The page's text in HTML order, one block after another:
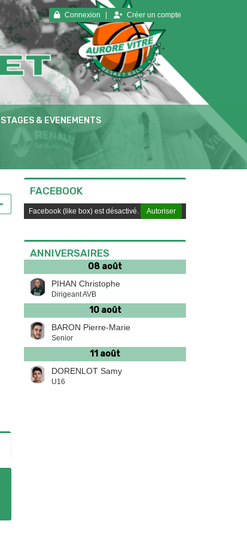
Connexion Créer un compte
STAGES & EVENEMENTS
FACEBOOK
Facebook (like box) est désactivé. Autoriser
ANNIVERSAIRES
08 août
PIHAN Christophe
Dirigeant AVB
10 août
BARON Pierre-Marie
Senior
11 août
DORENLOT Samy
U16